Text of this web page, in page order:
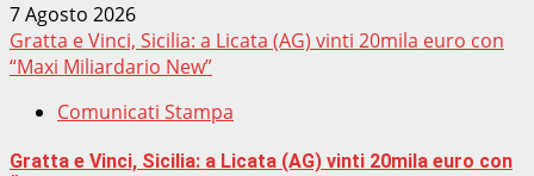
7 Agosto 2026
Gratta e Vinci, Sicilia: a Licata (AG) vinti 20mila euro con
“Maxi Miliardario New”
Comunicati Stampa
Gratta e Vinci, Sicilia: a Licata (AG) vinti 20mila euro con